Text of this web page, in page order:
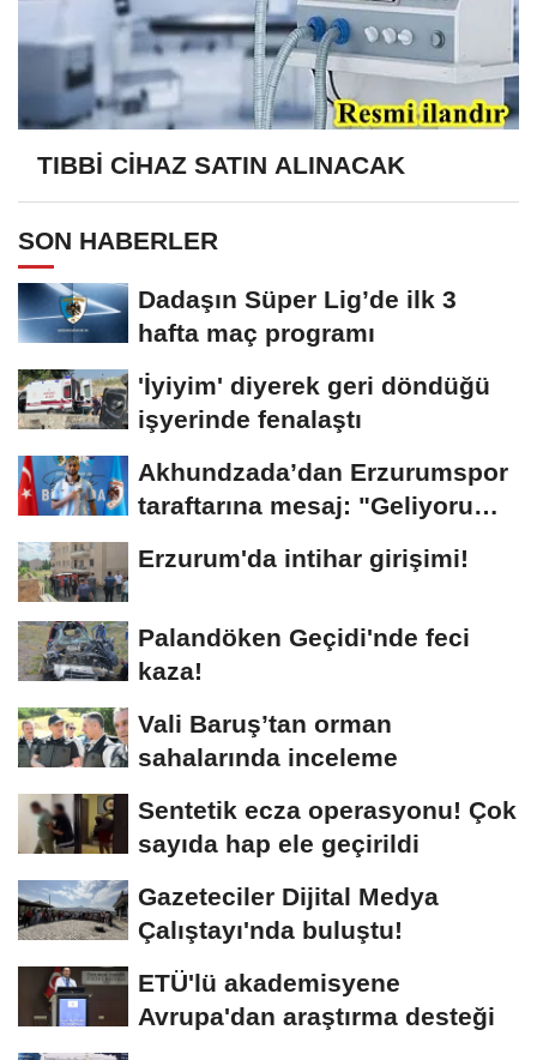
TIBBİ CİHAZ SATIN ALINACAK
SON HABERLER
Dadaşın Süper Lig’de ilk 3
hafta maç programı
'İyiyim' diyerek geri döndüğü
işyerinde fenalaştı
Akhundzada’dan Erzurumspor
taraftarına mesaj: "Geliyorum
Erzurum'da intihar girişimi!
Palandöken Geçidi'nde feci
kaza!
Vali Baruş’tan orman
sahalarında inceleme
Sentetik ecza operasyonu! Çok
sayıda hap ele geçirildi
Gazeteciler Dijital Medya
Çalıştayı'nda buluştu!
ETÜ'lü akademisyene
Avrupa'dan araştırma desteği